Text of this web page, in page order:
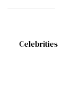
Celebrities